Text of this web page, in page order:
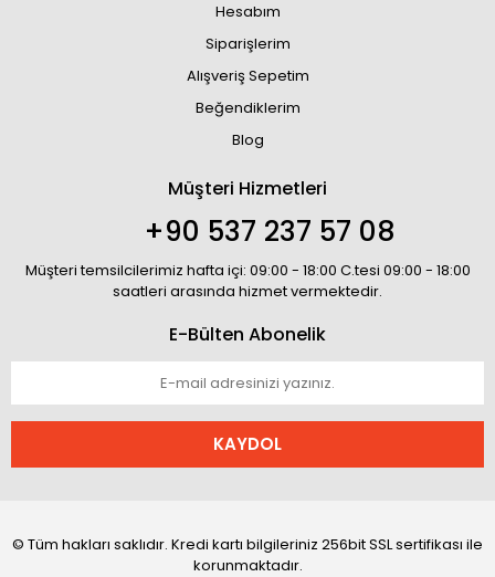
Hesabım
Siparişlerim
Alışveriş Sepetim
Beğendiklerim
Blog
Müşteri Hizmetleri
+90 537 237 57 08
Müşteri temsilcilerimiz hafta içi: 09:00 - 18:00 C.tesi 09:00 - 18:00
saatleri arasında hizmet vermektedir.
E-Bülten Abonelik
KAYDOL
© Tüm hakları saklıdır. Kredi kartı bilgileriniz 256bit SSL sertifikası ile
korunmaktadır.